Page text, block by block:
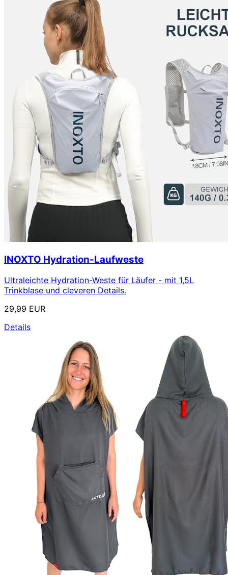
INOXTO Hydration-Laufweste
Ultraleichte Hydration-Weste für Läufer - mit 1,5L
Trinkblase und cleveren Details.
29,99 EUR
Details